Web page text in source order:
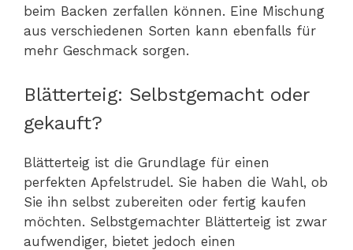
beim Backen zerfallen können. Eine Mischung
aus verschiedenen Sorten kann ebenfalls für
mehr Geschmack sorgen.
Blätterteig: Selbstgemacht oder
gekauft?
Blätterteig ist die Grundlage für einen
perfekten Apfelstrudel. Sie haben die Wahl, ob
Sie ihn selbst zubereiten oder fertig kaufen
möchten. Selbstgemachter Blätterteig ist zwar
aufwendiger, bietet jedoch einen